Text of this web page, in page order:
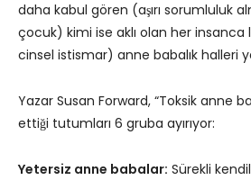
daha kabul gören (aşırı sorumluluk
çocuk) kimi ise aklı olan her
cinsel istismar) anne babalık halleri
Yazar Susan Forward, “Toksik anne
ettiği tutumları 6 gruba ayırıyor:
Yetersiz anne babalar: Sürekli